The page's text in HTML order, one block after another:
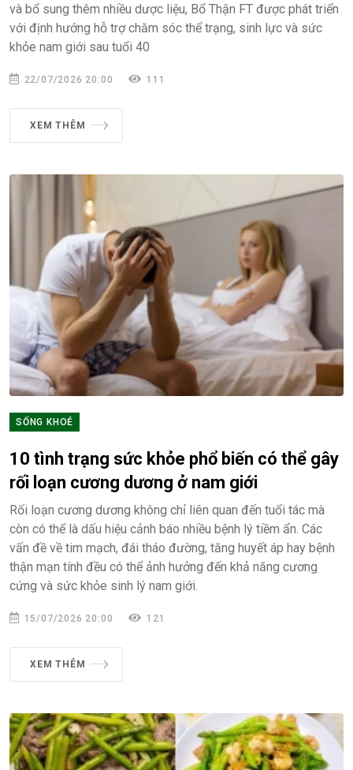
và bổ sung thêm nhiều dược liệu, Bổ Thận FT được phát triển
với định hướng hỗ trợ chăm sóc thể trạng, sinh lực và sức
khỏe nam giới sau tuổi 40
22/07/2026 20:00 111
XEM THÊM
SỐNG KHOẺ
10 tình trạng sức khỏe phổ biến có thể gây
rối loạn cương dương ở nam giới
Rối loạn cương dương không chỉ liên quan đến tuổi tác mà
còn có thể là dấu hiệu cảnh báo nhiều bệnh lý tiềm ẩn. Các
vấn đề về tim mạch, đái tháo đường, tăng huyết áp hay bệnh
thận mạn tính đều có thể ảnh hưởng đến khả năng cương
cứng và sức khỏe sinh lý nam giới.
15/07/2026 20:00 121
XEM THÊM